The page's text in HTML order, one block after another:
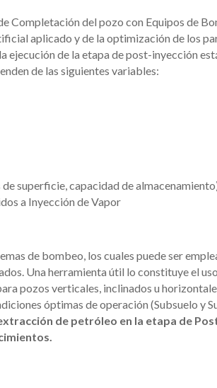
Completación del pozo con Equipos de
aplicado y de la optimización de los
de la etapa de post-inyección
de las siguientes variables:
superficie, capacidad de
a Inyección de Vapor
de bombeo, los cuales puede ser
Una herramienta útil lo constituye el
pozos verticales, inclinados u
óptimas de operación (Subsuelo y
de petróleo en la etapa de